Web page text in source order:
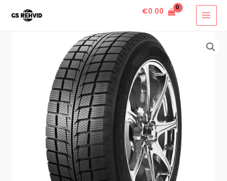
€0.00